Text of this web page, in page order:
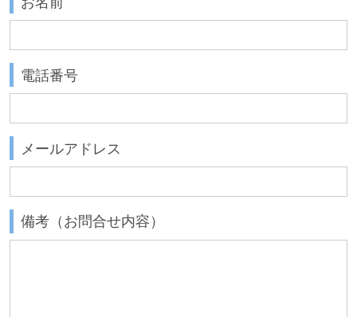
電話番号
メールアドレス
備考（お問合せ内容）